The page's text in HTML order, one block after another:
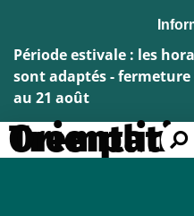
Aller à la recherche
Période estivale : les
sont adaptés -
au 21 août
Tremplin